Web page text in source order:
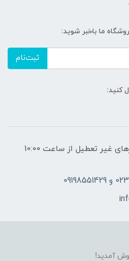
ما باخبر شوید:
ثبت‌نام
کنید:
ساعات پاسخگویی: فقط روزهای غیر تعطیل از ساعت 10:00
آمدید!